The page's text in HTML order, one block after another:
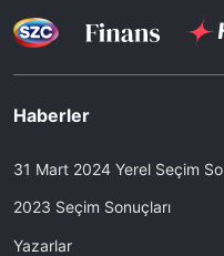
Haberler
31 Mart 2024 Yerel Seçim
2023 Seçim Sonuçları
Yazarlar